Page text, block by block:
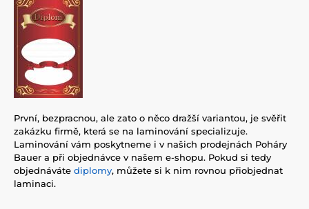
První, bezpracnou, ale zato o něco dražší variantou, je svěřit
zakázku firmě, která se na laminování specializuje.
Laminování vám poskytneme i v našich prodejnách Poháry
Bauer a při objednávce v našem e-shopu. Pokud si tedy
objednáváte diplomy, můžete si k nim rovnou přiobjednat
laminaci.